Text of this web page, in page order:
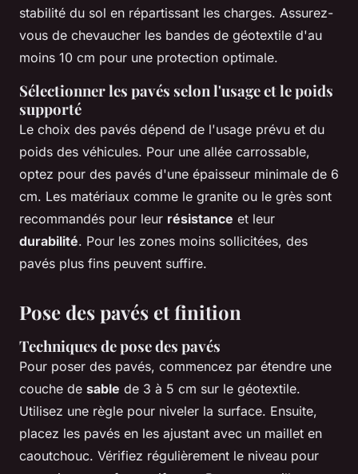
stabilité du sol en répartissant les charges. Assurez-
vous de chevaucher les bandes de géotextile d'au
moins 10 cm pour une protection optimale.
Sélectionner les pavés selon l'usage et le poids
supporté
Le choix des pavés dépend de l'usage prévu et du
poids des véhicules. Pour une allée carrossable,
optez pour des pavés d'une épaisseur minimale de 6
cm. Les matériaux comme le granite ou le grès sont
recommandés pour leur résistance et leur
durabilité. Pour les zones moins sollicitées, des
pavés plus fins peuvent suffire.
Pose des pavés et finition
Techniques de pose des pavés
Pour poser des pavés, commencez par étendre une
couche de sable de 3 à 5 cm sur le géotextile.
Utilisez une règle pour niveler la surface. Ensuite,
placez les pavés en les ajustant avec un maillet en
caoutchouc. Vérifiez régulièrement le niveau pour